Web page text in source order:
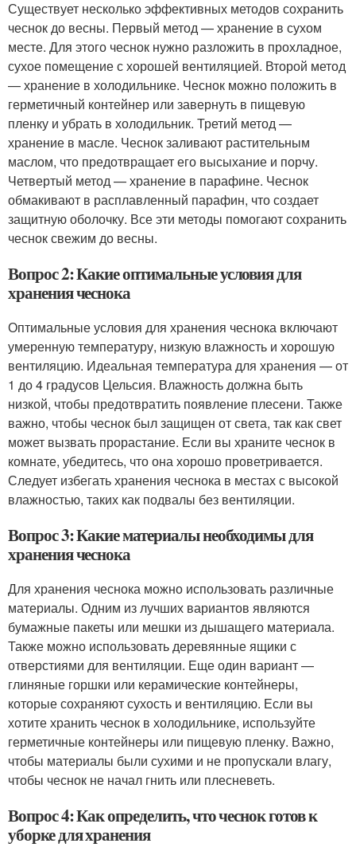
Существует несколько эффективных методов сохранить
чеснок до весны. Первый метод — хранение в сухом
месте. Для этого чеснок нужно разложить в прохладное,
сухое помещение с хорошей вентиляцией. Второй метод
— хранение в холодильнике. Чеснок можно положить в
герметичный контейнер или завернуть в пищевую
пленку и убрать в холодильник. Третий метод —
хранение в масле. Чеснок заливают растительным
маслом, что предотвращает его высыхание и порчу.
Четвертый метод — хранение в парафине. Чеснок
обмакивают в расплавленный парафин, что создает
защитную оболочку. Все эти методы помогают сохранить
чеснок свежим до весны.
Вопрос 2: Какие оптимальные условия для
хранения чеснока
Оптимальные условия для хранения чеснока включают
умеренную температуру, низкую влажность и хорошую
вентиляцию. Идеальная температура для хранения — от
1 до 4 градусов Цельсия. Влажность должна быть
низкой, чтобы предотвратить появление плесени. Также
важно, чтобы чеснок был защищен от света, так как свет
может вызвать прорастание. Если вы храните чеснок в
комнате, убедитесь, что она хорошо проветривается.
Следует избегать хранения чеснока в местах с высокой
влажностью, таких как подвалы без вентиляции.
Вопрос 3: Какие материалы необходимы для
хранения чеснока
Для хранения чеснока можно использовать различные
материалы. Одним из лучших вариантов являются
бумажные пакеты или мешки из дышащего материала.
Также можно использовать деревянные ящики с
отверстиями для вентиляции. Еще один вариант —
глиняные горшки или керамические контейнеры,
которые сохраняют сухость и вентиляцию. Если вы
хотите хранить чеснок в холодильнике, используйте
герметичные контейнеры или пищевую пленку. Важно,
чтобы материалы были сухими и не пропускали влагу,
чтобы чеснок не начал гнить или плесневеть.
Вопрос 4: Как определить, что чеснок готов к
уборке для хранения